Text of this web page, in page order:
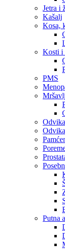
Jetra i
Kašalj
Kosa,
Kosti i
PMS
Putna